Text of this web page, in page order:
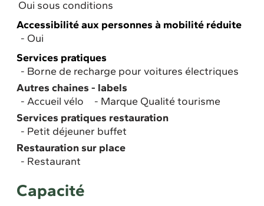
Oui sous conditions
Accessibilité aux personnes à mobilité réduite
Oui
Services pratiques
Borne de recharge pour voitures électriques
Autres chaines - labels
Accueil vélo
Marque Qualité tourisme
Services pratiques restauration
Petit déjeuner buffet
Restauration sur place
Restaurant
Capacité